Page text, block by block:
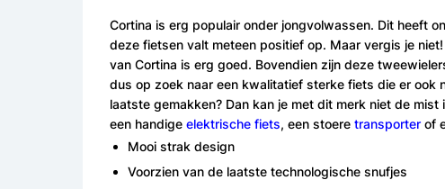
Cortina is erg populair onder jongvolwassen. Dit heeft
deze fietsen valt meteen positief op. Maar vergis je
van Cortina is erg goed. Bovendien zijn deze
dus op zoek naar een kwalitatief sterke fiets die er ook
laatste gemakken? Dan kan je met dit merk niet de
een handige elektrische fiets, een stoere transporter of
Mooi strak design
Voorzien van de laatste technologische snufjes